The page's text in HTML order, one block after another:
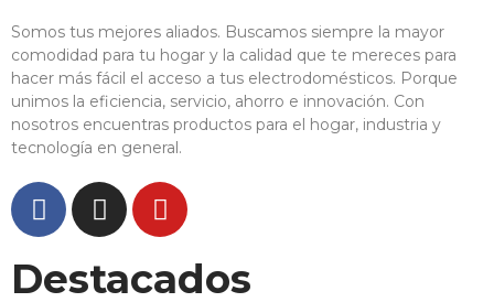
Somos tus mejores aliados. Buscamos siempre la mayor
comodidad para tu hogar y la calidad que te mereces para
hacer más fácil el acceso a tus electrodomésticos. Porque
unimos la eficiencia, servicio, ahorro e innovación. Con
nosotros encuentras productos para el hogar, industria y
tecnología en general.
Destacados